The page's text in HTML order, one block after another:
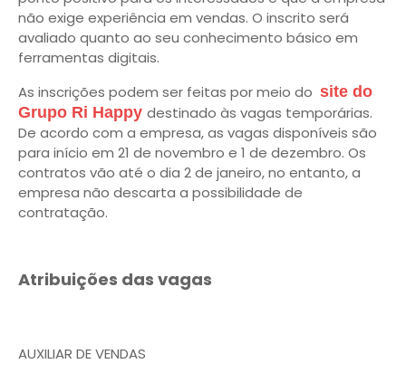
não exige experiência em vendas. O inscrito será
avaliado quanto ao seu conhecimento básico em
ferramentas digitais.
As inscrições podem ser feitas por meio do site do
Grupo Ri Happy destinado às vagas temporárias.
De acordo com a empresa, as vagas disponíveis são
para início em 21 de novembro e 1 de dezembro. Os
contratos vão até o dia 2 de janeiro, no entanto, a
empresa não descarta a possibilidade de
contratação.
Atribuições das vagas
AUXILIAR DE VENDAS